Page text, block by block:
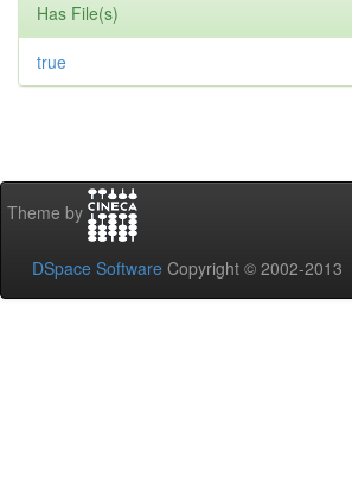
Has File(s)
true
Theme by
DSpace Software Copyright © 2002-2013